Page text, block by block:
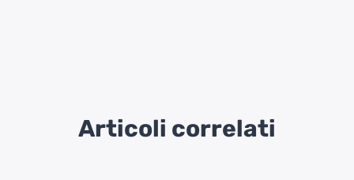
Articoli correlati